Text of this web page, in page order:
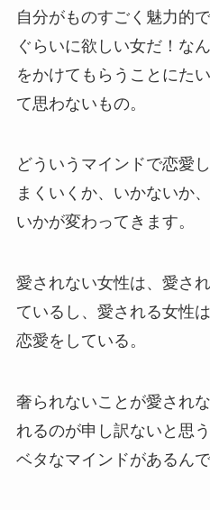
自分がものすごく魅力的
ぐらいに欲しい女だ！な
をかけてもらうことにた
て思わないもの。
どういうマインドで恋愛
まくいくか、いかないか
いかが変わってきます。
愛されない女性は、愛さ
ているし、愛される女性
恋愛をしている。
奢られないことが愛され
れるのが申し訳ないと思
ベタなマインドがあるんで